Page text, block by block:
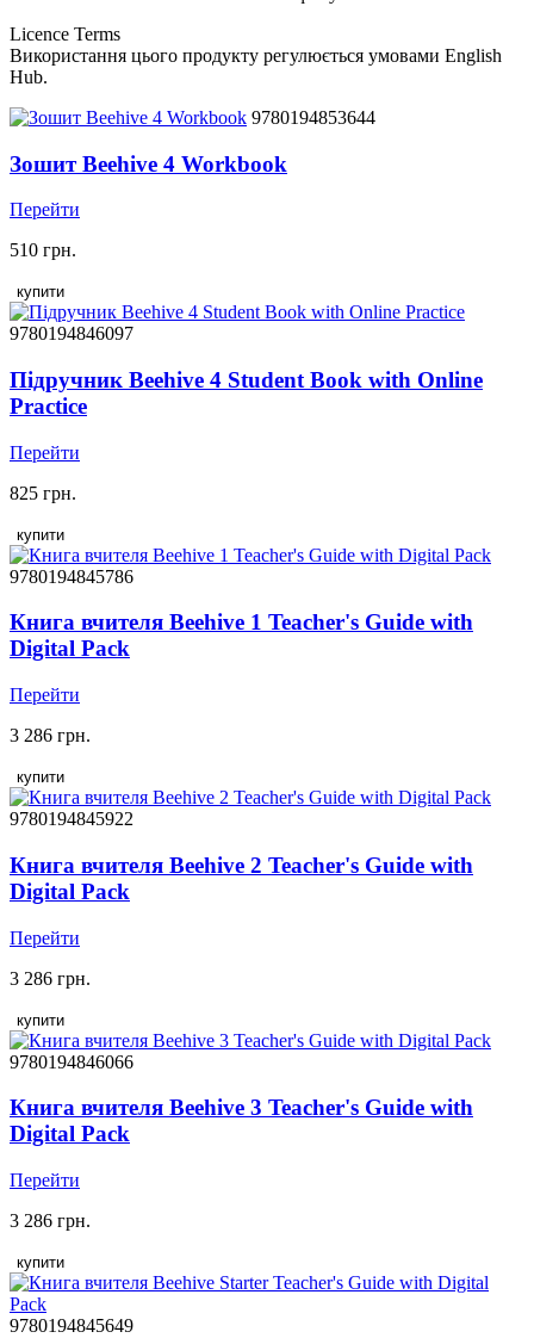
Licence Terms
Використання цього продукту регулюється умовами English
Hub.
9780194853644
Зошит Beehive 4 Workbook
Перейти
510 грн.
купити
9780194846097
Підручник Beehive 4 Student Book with Online
Practice
Перейти
825 грн.
купити
9780194845786
Книга вчителя Beehive 1 Teacher's Guide with
Digital Pack
Перейти
3 286 грн.
купити
9780194845922
Книга вчителя Beehive 2 Teacher's Guide with
Digital Pack
Перейти
3 286 грн.
купити
9780194846066
Книга вчителя Beehive 3 Teacher's Guide with
Digital Pack
Перейти
3 286 грн.
купити
9780194845649